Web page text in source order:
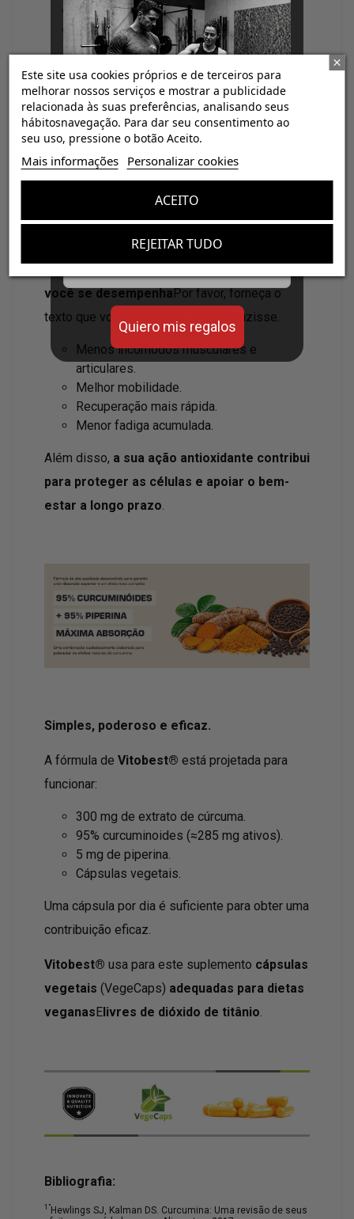
Aumenta a biodisponibilidade.
Permite que o organismo aproveite
realmente a curcumina.
Foi demonstrado que podeaumentar
significativamente a sua absorção 4. Sem
piperina, grande parte da curcumina não é
Reduzir a inflamação interna tem um
você se desempenhaPor favor, forneça o
texto que você gostaria que eu traduzisse.
Menos incômodos musculares e
articulares.
Melhor mobilidade.
Recuperação mais rápida.
Menor fadiga acumulada.
Além disso, a sua ação antioxidante contribui
para proteger as células e apoiar o bem-
estar a longo prazo.
Simples, poderoso e eficaz.
A fórmula de Vitobest® está projetada para
funcionar:
300 mg de extrato de cúrcuma.
95% curcuminoides (≈285 mg ativos).
5 mg de piperina.
Cápsulas vegetais.
Uma cápsula por dia é suficiente para obter uma
contribuição eficaz.
Vitobest® usa para este suplemento cápsulas
vegetais (VegeCaps) adequadas para dietas
veganasElivres de dióxido de titânio.
Bibliografia:
1" Hewlings SJ, Kalman DS. Curcumina: Uma revisão de seus
Este site usa cookies próprios e de terceiros para
melhorar nossos serviços e mostrar a publicidade
relacionada às suas preferências, analisando seus
hábitosnavegação. Para dar seu consentimento ao
seu uso, pressione o botão Aceito.
Mais informações Personalizar cookies
REJEITAR TUDO
ACEITO
¡Consigue regalos gratis
con tus pedidos!
Quiero mis regalos